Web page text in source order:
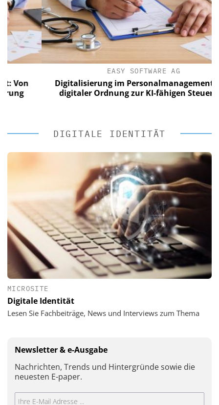
EASY SOFTWARE AG
Digitalisierung im Personalmanagement: Von
digitaler Ordnung zur KI-fähigen Steuerung
DIGITALE IDENTITÄT
MICROSITE
Digitale Identität
Lesen Sie Fachbeiträge, News und Interviews zum Thema
Newsletter & e-Ausgabe
Nachrichten, Trends und Hintergründe sowie die
neuesten E-paper.